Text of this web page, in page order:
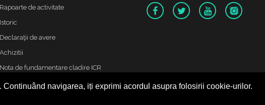
navigarea, iți exprimi acordul asupra folosirii cookie-urilor.
Rapoarte de activitate
Istoric
Declaraţii de avere
Achizitii
Nota de fundamentare cladire ICR